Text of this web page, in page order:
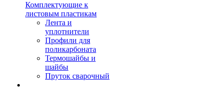
Комплектующие к
листовым пластикам
Лента и
уплотнители
Профили для
поликарбоната
Термошайбы и
шайбы
Пруток сварочный